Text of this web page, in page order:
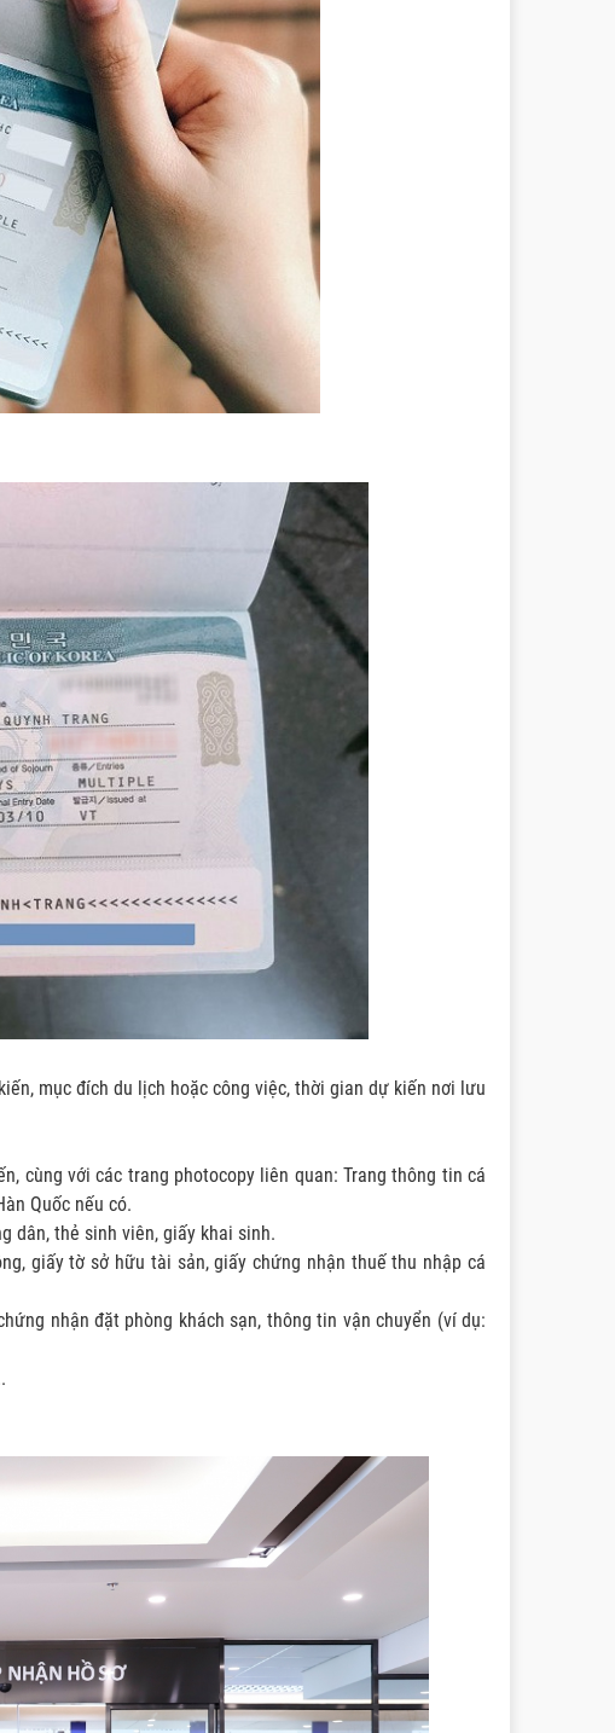
mục đích du lịch hoặc công việc, thời gian dự kiến nơi lưu
cùng với các trang photocopy liên quan: Trang thông tin cá
Quốc nếu có.
dân, thẻ sinh viên, giấy khai sinh.
giấy tờ sở hữu tài sản, giấy chứng nhận thuế thu nhập cá
nhận đặt phòng khách sạn, thông tin vận chuyển (ví dụ: